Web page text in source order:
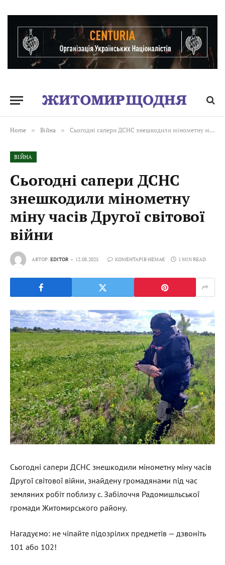
Home » Війна » Сьогодні сапери ДСНС знешкодили мінометну міну часів Другої світової війни
ВІЙНА
Сьогодні сапери ДСНС
знешкодили мінометну
міну часів Другої світової
війни
АВТОР:EDITOR 12.08.2025 КОМЕНТАРІВ НЕМАЄ 1 MIN READ
Сьогодні сапери ДСНС знешкодили мінометну міну часів
Другої світової війни, знайдену громадянами під час
земляних робіт поблизу с. Забілоччя Радомишльської
громади Житомирського району.
Нагадуємо: не чіпайте підозрілих предметів — дзвоніть
101 або 102!